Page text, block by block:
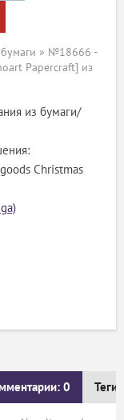
» №18666 -
Papercraft] из
из бумаги/
Christmas
0 Теги: